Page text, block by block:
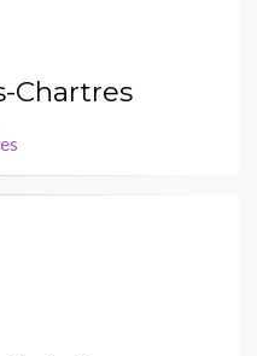
Chartres